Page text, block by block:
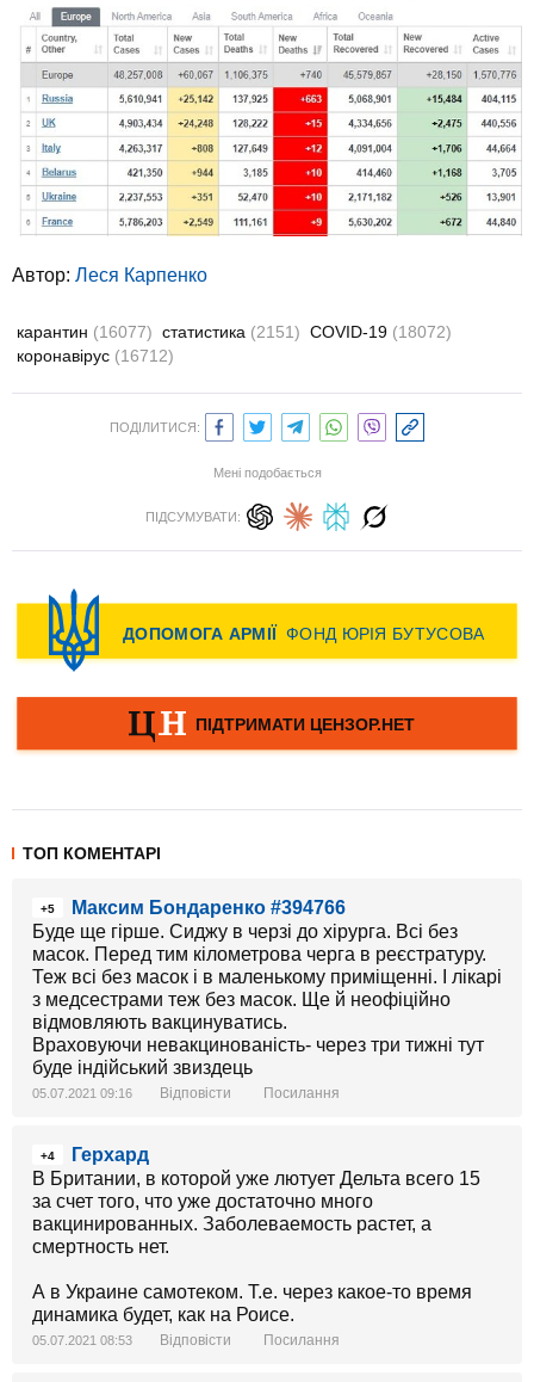
Автор: Леся Карпенко
карантин (16077) статистика (2151) COVID-19 (18072)
коронавірус (16712)
ПОДІЛИТИСЯ:
Мені подобається
ПІДСУМУВАТИ:
ТОП КОМЕНТАРІ
+5
Максим Бондаренко #394766
Буде ще гірше. Сиджу в черзі до хірурга. Всі без
масок. Перед тим кілометрова черга в реєстратуру.
Теж всі без масок і в маленькому приміщенні. І лікарі
з медсестрами теж без масок. Ще й неофіційно
відмовляють вакцинуватись.
Враховуючи невакцинованість- через три тижні тут
буде індійський звиздець
05.07.2021 09:16 Відповісти Посилання
+4
Герхард
В Британии, в которой уже лютует Дельта всего 15
за счет того, что уже достаточно много
вакцинированных. Заболеваемость растет, а
смертность нет.
А в Украине самотеком. Т.е. через какое-то время
динамика будет, как на Роисе.
05.07.2021 08:53 Відповісти Посилання